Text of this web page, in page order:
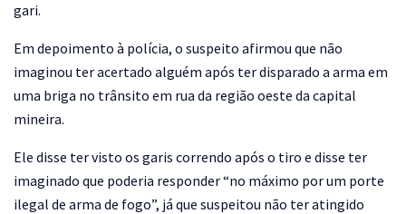
gari.
Em depoimento à polícia, o suspeito afirmou que não
imaginou ter acertado alguém após ter disparado a arma em
uma briga no trânsito em rua da região oeste da capital
mineira.
Ele disse ter visto os garis correndo após o tiro e disse ter
imaginado que poderia responder “no máximo por um porte
ilegal de arma de fogo”, já que suspeitou não ter atingido